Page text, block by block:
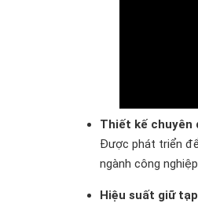
Thiết kế chuyên
Được phát triển
ngành công
Hiệu suất giữ